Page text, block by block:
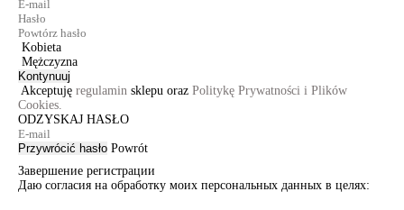
Kobieta
Mężczyzna
Kontynuuj
Akceptuję regulamin sklepu oraz Politykę Prywatności i Plików
Cookies.
ODZYSKAJ HASŁO
Przywrócić hasło Powrót
Завершение регистрации
Даю согласия на обработку моих персональных данных в целях: